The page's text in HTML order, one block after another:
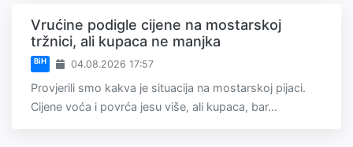
Vrućine podigle cijene na mostarskoj
tržnici, ali kupaca ne manjka
BiH 04.08.2026 17:57
Provjerili smo kakva je situacija na mostarskoj pijaci.
Cijene voća i povrća jesu više, ali kupaca, bar...